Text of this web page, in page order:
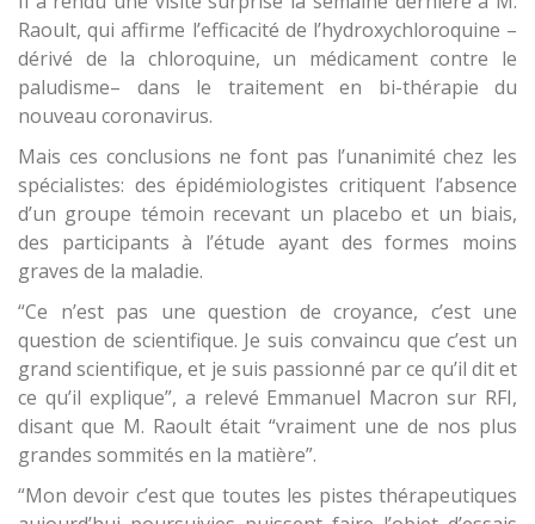
Raoult, qui affirme l’efficacité de l’hydroxychloroquine –
dérivé de la chloroquine, un médicament contre le
paludisme– dans le traitement en bi-thérapie du
nouveau coronavirus.
Mais ces conclusions ne font pas l’unanimité chez les
spécialistes: des épidémiologistes critiquent l’absence
d’un groupe témoin recevant un placebo et un biais,
des participants à l’étude ayant des formes moins
graves de la maladie.
“Ce n’est pas une question de croyance, c’est une
question de scientifique. Je suis convaincu que c’est un
grand scientifique, et je suis passionné par ce qu’il dit et
ce qu’il explique”, a relevé Emmanuel Macron sur RFI,
disant que M. Raoult était “vraiment une de nos plus
grandes sommités en la matière”.
“Mon devoir c’est que toutes les pistes thérapeutiques